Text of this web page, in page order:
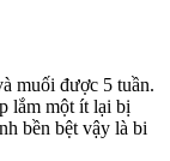
muối được 5 tuần.
lắm một ít lại bị
bền bệt vậy là bi